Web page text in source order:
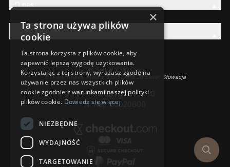
O nas
Rodzina AW
Ancient Wisdom s.r.o.,
CTPark Trnava, Prílohy 583/57, 919 26 Zavar, Słowacja
VAT-EU: SK2120525440
Nr Rej.: 50920600
×
Ta strona używa plików
cookie
Ta strona korzysta z plików cookie, aby
zapewnić lepszą wygodę użytkowania.
Korzystając z tej strony, wyrażasz zgodę na
używanie przez nas wszystkich plików
cookie zgodnie z warunkami naszej polityki
plików cookie. Dowiedz się więcej
NIEZBĘDNE
WYDAJNOŚĆ
TARGETOWANIE